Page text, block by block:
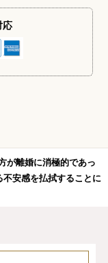
応
が離婚に消極的であっ
安感を払拭することに